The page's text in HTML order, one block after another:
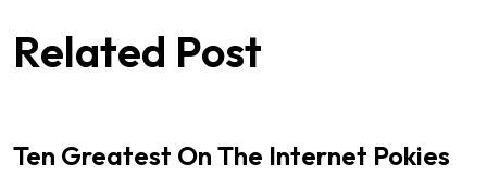
Related Post
Ten Greatest On The Internet Pokies